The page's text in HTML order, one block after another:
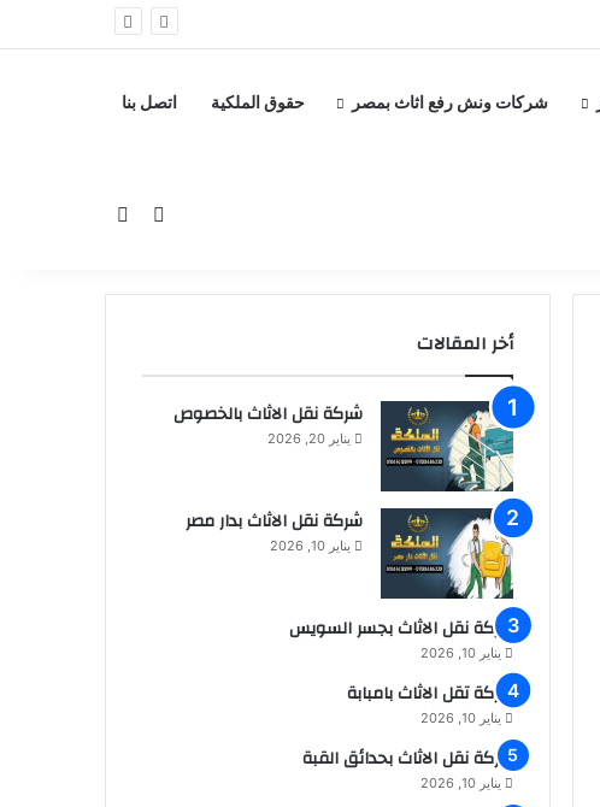
شركات ونش رفع اثاث بمصر حقوق الملكية اتصل بنا
إضافة عمود جانبي
أخر المقالات
شركة نقل الاثاث بالخصوص
يناير 20, 2026
شركة نقل الاثاث بدار مصر
يناير 10, 2026
شركة نقل الاثاث بجسر السويس
يناير 10, 2026
شركة تقل الاثاث بامبابة
يناير 10, 2026
شركة نقل الاثاث بحدائق القبة
يناير 10, 2026